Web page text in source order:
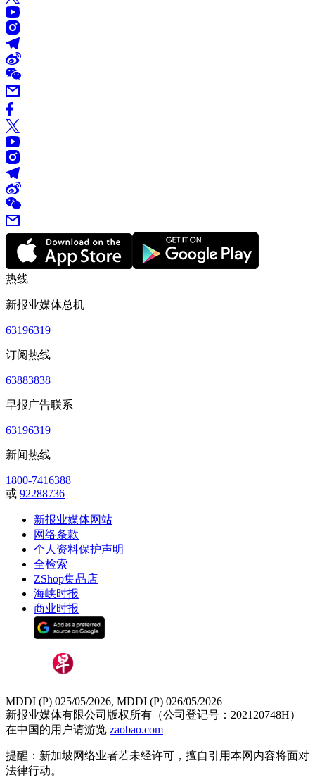
热线
新报业媒体总机
63196319
订阅热线
63883838
早报广告联系
63196319
新闻热线
1800-7416388
或 92288736
新报业媒体网站
网络条款
个人资料保护声明
全检索
ZShop集品店
海峡时报
商业时报
MDDI (P) 025/05/2026, MDDI (P) 026/05/2026
新报业媒体有限公司版权所有（公司登记号：202120748H）
在中国的用户请游览 zaobao.com
提醒：新加坡网络业者若未经许可，擅自引用本网内容将面对
法律行动。